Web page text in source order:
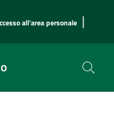
all'area personale |